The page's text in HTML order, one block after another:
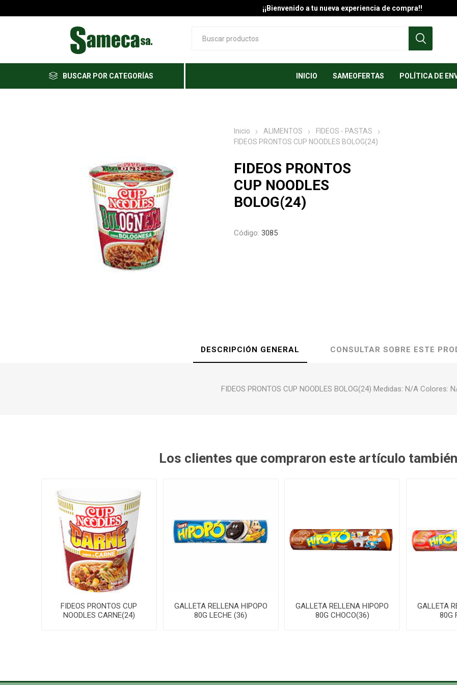
¡¡Bienvenido a tu nueva experiencia de compra!!
BUSCAR POR CATEGORÍAS INICIO SAMEOFERTAS POLÍTICA DE
Inicio ALIMENTOS
FIDEOS - PASTAS
FIDEOS PRONTOS CUP NOODLES BOLOG(24)
FIDEOS PRONTOS
CUP NOODLES
BOLOG(24)
Código: 3085
DESCRIPCIÓN GENERAL CONSULTAR SOBRE ESTE
FIDEOS PRONTOS CUP NOODLES BOLOG(24) Medidas: N/A Colores:
Los clientes que compraron este artículo
FIDEOS PRONTOS CUP
NOODLES CARNE(24)
GALLETA RELLENA HIPOPO
80G LECHE (36)
GALLETA RELLENA HIPOPO
80G CHOCO(36)
GALLETA
80G